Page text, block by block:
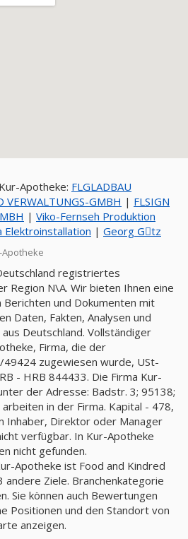
Apotheke: FLGLADBAU
VERWALTUNGS-GMBH | FLSIGN
| Viko-Fernseh Produktion
Elektroinstallation | Georg Gِtz
Apotheke
registriertes
Region N\A. Wir bieten Ihnen eine
und Dokumenten mit
Daten, Fakten, Analysen und
Deutschland. Vollständiger
Firma, die der
zugewiesen wurde, USt-
- HRB 844433. Die Firma Kur-
der Adresse: Badstr. 3; 95138;
in der Firma. Kapital - 478,
Inhaber, Direktor oder Manager
verfügbar. In Kur-Apotheke
nicht gefunden.
Apotheke ist Food and Kindred
andere Ziele. Branchenkategorie
Sie können auch Bewertungen
Positionen und den Standort von
anzeigen.